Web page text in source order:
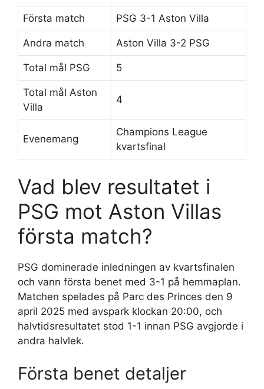
Första match PSG 3-1 Aston Villa
Andra match Aston Villa 3-2 PSG
Total mål PSG 5
Total mål Aston
Villa
4
Evenemang
Champions League
kvartsfinal
Vad blev resultatet i
PSG mot Aston Villas
första match?
PSG dominerade inledningen av kvartsfinalen
och vann första benet med 3-1 på hemmaplan.
Matchen spelades på Parc des Princes den 9
april 2025 med avspark klockan 20:00, och
halvtidsresultatet stod 1-1 innan PSG avgjorde i
andra halvlek.
Första benet detaljer